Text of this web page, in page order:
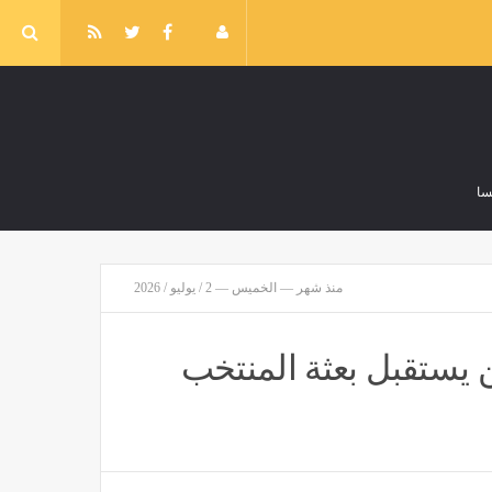
دراسة هتغير مفاهيمك، علاقة شرب الماء أثناء الوجبات بالشعور بالشبع
مصر منذ 51 دقيقة
منذ شهر — الخميس — 2 / يوليو / 2026
بعثة المنتخب